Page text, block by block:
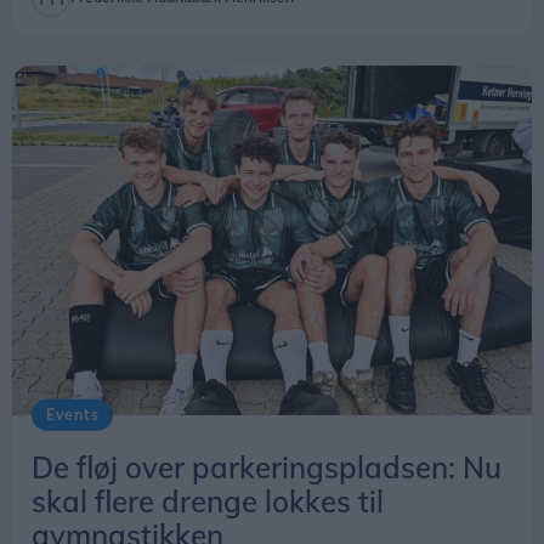
blandt andet om afbrydelser på stuerne,
plejetiltag, telefoner og alarmer. Men dagens
største distraktion befandt sig uden for
kontorvinduet, hvor personalet lige måtte kigge til
reden indimellem.
For der lå stadig et æg mere.
Torsdag oplyste hospitalets presseafdeling, at
også det andet æg nu er klækket. Dermed er der
to små dueunger, som er kommet til verden på
hospitalet.
Events
De fløj over parkeringspladsen: Nu
skal flere drenge lokkes til
gymnastikken